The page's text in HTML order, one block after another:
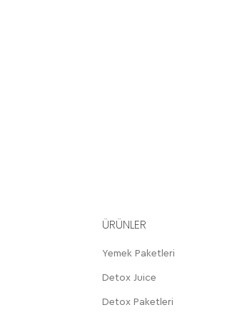
ÜRÜNLER
Yemek Paketleri
Detox Juice
Detox Paketleri